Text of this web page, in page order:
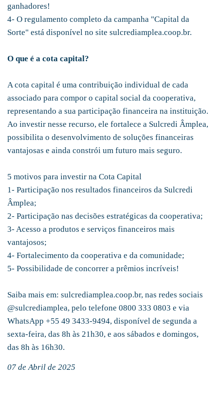
ganhadores!
4- O regulamento completo da campanha "Capital da
Sorte" está disponível no site sulcrediamplea.coop.br.
O que é a cota capital?
A cota capital é uma contribuição individual de cada
associado para compor o capital social da cooperativa,
representando a sua participação financeira na instituição.
Ao investir nesse recurso, ele fortalece a Sulcredi Âmplea,
possibilita o desenvolvimento de soluções financeiras
vantajosas e ainda constrói um futuro mais seguro.
5 motivos para investir na Cota Capital
1- Participação nos resultados financeiros da Sulcredi
Âmplea;
2- Participação nas decisões estratégicas da cooperativa;
3- Acesso a produtos e serviços financeiros mais
vantajosos;
4- Fortalecimento da cooperativa e da comunidade;
5- Possibilidade de concorrer a prêmios incríveis!
Saiba mais em: sulcrediamplea.coop.br, nas redes sociais
@sulcrediamplea, pelo telefone 0800 333 0803 e via
WhatsApp +55 49 3433-9494, disponível de segunda a
sexta-feira, das 8h às 21h30, e aos sábados e domingos,
das 8h às 16h30.
07 de Abril de 2025